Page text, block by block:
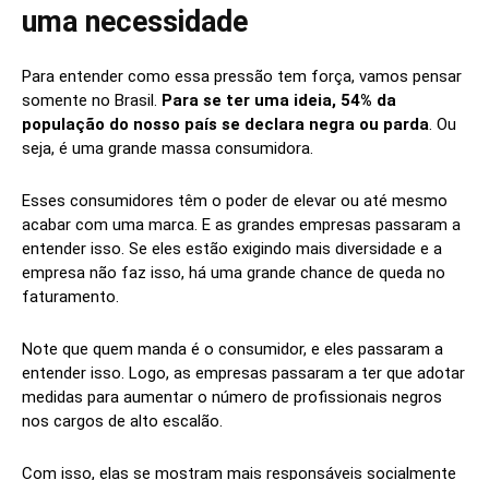
uma necessidade
Para entender como essa pressão tem força, vamos pensar
somente no Brasil. Para se ter uma ideia, 54% da
população do nosso país se declara negra ou parda . Ou
seja, é uma grande massa consumidora.
Esses consumidores têm o poder de elevar ou até mesmo
acabar com uma marca. E as grandes empresas passaram a
entender isso. Se eles estão exigindo mais diversidade e a
empresa não faz isso, há uma grande chance de queda no
faturamento.
Note que quem manda é o consumidor, e eles passaram a
entender isso. Logo, as empresas passaram a ter que adotar
medidas para aumentar o número de profissionais negros
nos cargos de alto escalão.
Com isso, elas se mostram mais responsáveis socialmente